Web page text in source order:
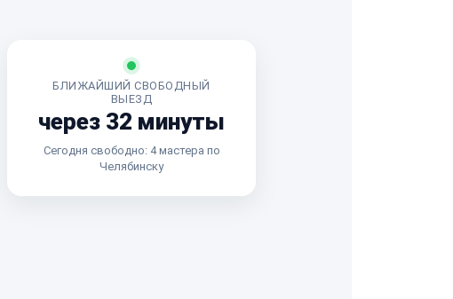
БЛИЖАЙШИЙ СВОБОДНЫЙ
ВЫЕЗД
через 32 минуты
Сегодня свободно: 4 мастера по
Челябинску